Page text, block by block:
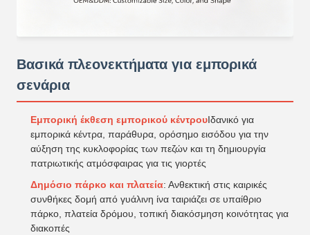
Βασικά πλεονεκτήματα για εμπορικά
σενάρια
Εμπορική έκθεση εμπορικού κέντρουΙδανικό για
εμπορικά κέντρα, παράθυρα, ορόσημο εισόδου για την
αύξηση της κυκλοφορίας των πεζών και τη δημιουργία
πατριωτικής ατμόσφαιρας για τις γιορτές
Δημόσιο πάρκο και πλατεία: Ανθεκτική στις καιρικές
συνθήκες δομή από γυάλινη ίνα ταιριάζει σε υπαίθριο
πάρκο, πλατεία δρόμου, τοπική διακόσμηση κοινότητας για
διακοπές